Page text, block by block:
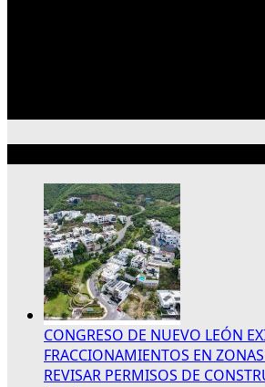
CONGRESO DE NUEVO LEÓN
FRACCIONAMIENTOS EN
REVISAR PERMISOS DE